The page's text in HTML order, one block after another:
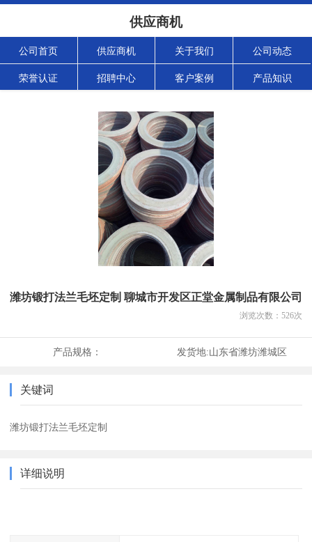
供应商机
公司首页 供应商机 关于我们 公司动态
荣誉认证 招聘中心 客户案例 产品知识
潍坊锻打法兰毛坯定制 聊城市开发区正堂金属制品有限公司
浏览次数： 526次
产品规格： 发货地:山东省潍坊潍城区
关键词
潍坊锻打法兰毛坯定制
详细说明